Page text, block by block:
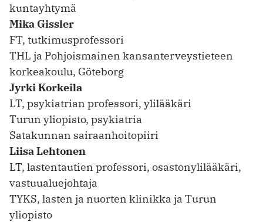
kuntayhtymä
Mika Gissler
FT, tutkimusprofessori
THL ja Pohjoismainen kansanterveystieteen
korkeakoulu, Göteborg
Jyrki Korkeila
LT, psykiatrian professori, ylilääkäri
Turun yliopisto, psykiatria
Satakunnan sairaanhoitopiiri
Liisa Lehtonen
LT, lastentautien professori, osastonylilääkäri,
vastuualuejohtaja
TYKS, lasten ja nuorten klinikka ja Turun
yliopisto